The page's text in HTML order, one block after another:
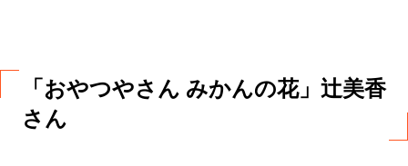
「おやつやさん みかんの花」辻美香
さん